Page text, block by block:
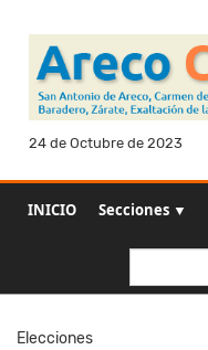
24 de Octubre de 2023
INICIO Secciones ▼
Elecciones